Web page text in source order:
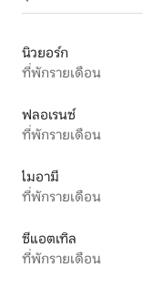
นิวยอร์ก
ที่พักรายเดือน
ฟลอเรนซ์
ที่พักรายเดือน
ไมอามี
ที่พักรายเดือน
ซีแอตเทิล
ที่พักรายเดือน